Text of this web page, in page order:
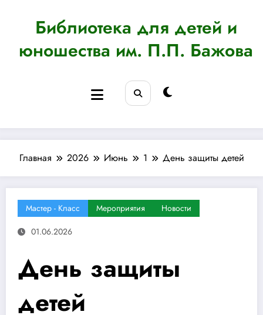
содержимомуБиблиотека для детей и
юношества им. П.П. Бажова
Главная 2026 Июнь 1 День защиты детей
Мастер - Класс Мероприятия
Новости
01.06.2026
День защиты
детей